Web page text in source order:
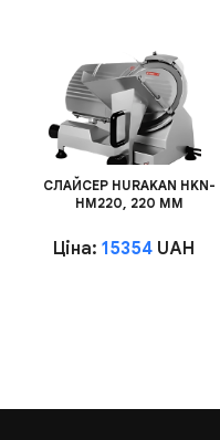
СЛАЙСЕР HURAKAN HKN-
HM220, 220 ММ
Ціна: 15354 UAH